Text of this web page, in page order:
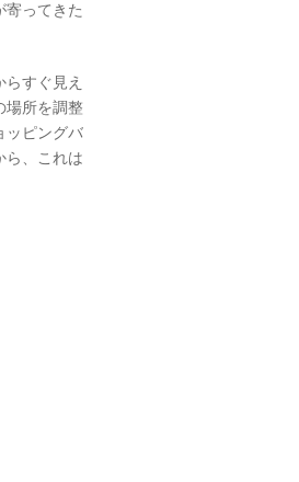
寄ってきた
すぐ見え
場所を調整
ッピングバ
ら、これは